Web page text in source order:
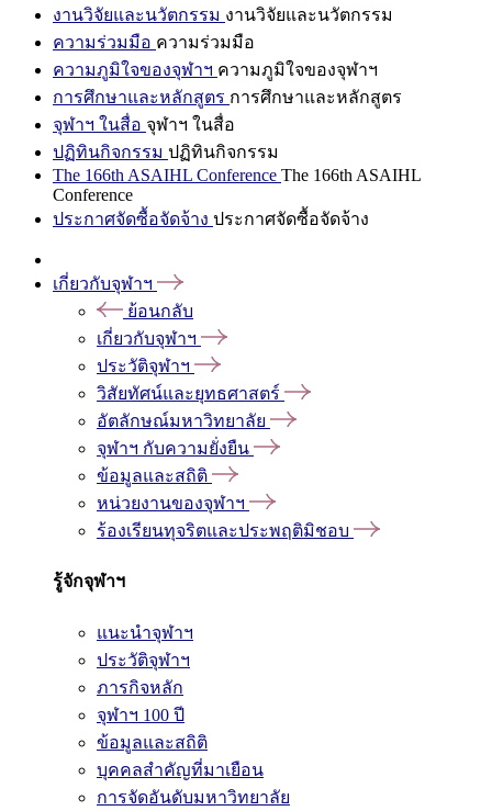
งานวิจัยและนวัตกรรม งานวิจัยและนวัตกรรม
ความร่วมมือ ความร่วมมือ
ความภูมิใจของจุฬาฯ ความภูมิใจของจุฬาฯ
การศึกษาและหลักสูตร การศึกษาและหลักสูตร
จุฬาฯ ในสื่อ จุฬาฯ ในสื่อ
ปฏิทินกิจกรรม ปฏิทินกิจกรรม
The 166th ASAIHL Conference The 166th ASAIHL
Conference
ประกาศจัดซื้อจัดจ้าง ประกาศจัดซื้อจัดจ้าง
เกี่ยวกับจุฬาฯ
ย้อนกลับ
เกี่ยวกับจุฬาฯ
ประวัติจุฬาฯ
วิสัยทัศน์และยุทธศาสตร์
อัตลักษณ์มหาวิทยาลัย
จุฬาฯ กับความยั่งยืน
ข้อมูลและสถิติ
หน่วยงานของจุฬาฯ
ร้องเรียนทุจริตและประพฤติมิชอบ
รู้จักจุฬาฯ
แนะนำจุฬาฯ
ประวัติจุฬาฯ
ภารกิจหลัก
จุฬาฯ 100 ปี
ข้อมูลและสถิติ
บุคคลสำคัญที่มาเยือน
การจัดอันดับมหาวิทยาลัย